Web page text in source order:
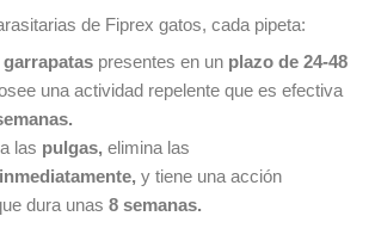
de Fiprex gatos, cada pipeta:
garrapataspresentes en unplazo de 24-48
una actividad repelente que es efectiva
las pulgas, elimina las
inmediatamente, y tiene una acción
dura unas 8 semanas.